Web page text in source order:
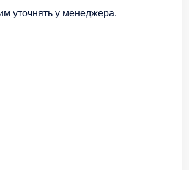
уточнять у менеджера.